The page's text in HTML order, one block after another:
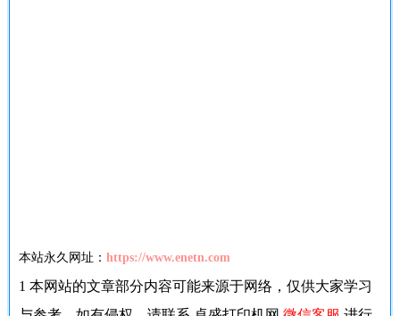
本站永久网址： https://www.enetn.com
1 本网站的文章部分内容可能来源于网络，仅供大家学习